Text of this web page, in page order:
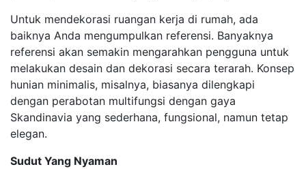
Untuk mendekorasi ruangan kerja di rumah, ada
baiknya Anda mengumpulkan referensi. Banyaknya
referensi akan semakin mengarahkan pengguna untuk
melakukan desain dan dekorasi secara terarah. Konsep
hunian minimalis, misalnya, biasanya dilengkapi
dengan perabotan multifungsi dengan gaya
Skandinavia yang sederhana, fungsional, namun tetap
elegan.
Sudut Yang Nyaman